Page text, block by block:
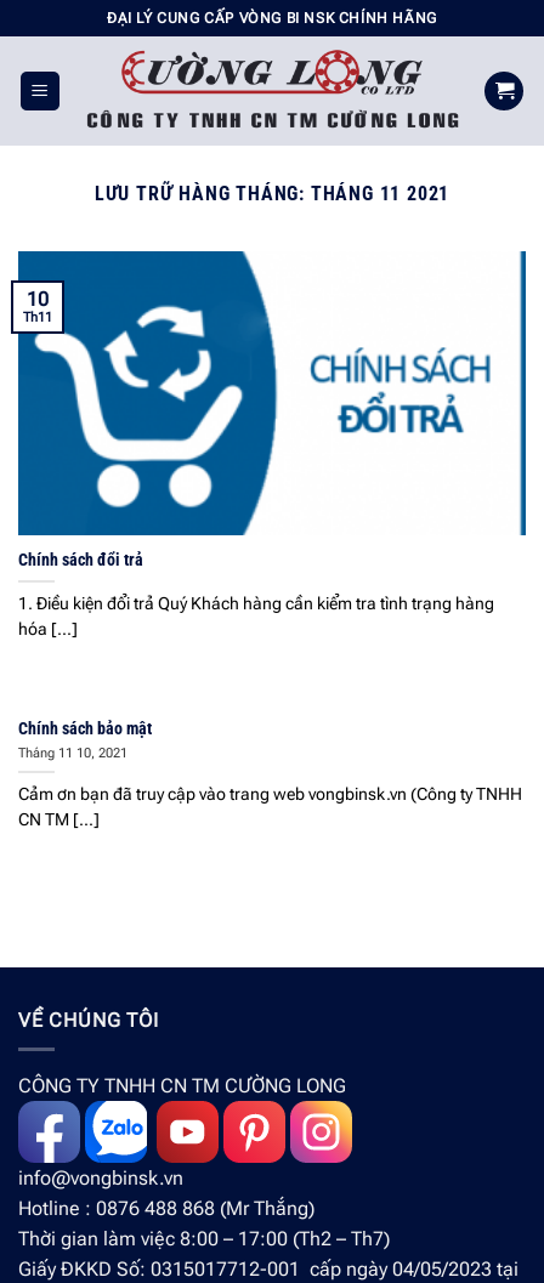
đến
nội
dung
ĐẠI LÝ CUNG CẤP VÒNG BI NSK CHÍNH HÃNG
LƯU TRỮ HÀNG THÁNG: THÁNG 11 2021
Chính sách đổi trả
1. Điều kiện đổi trả Quý Khách hàng cần kiểm tra tình trạng hàng
hóa [...]
10
Th11
Chính sách bảo mật
Tháng 11 10, 2021
Cảm ơn bạn đã truy cập vào trang web vongbinsk.vn (Công ty TNHH
CN TM [...]
VỀ CHÚNG TÔI
CÔNG TY TNHH CN TM CƯỜNG LONG
info@vongbinsk.vn
Hotline : 0876 488 868 (Mr Thắng)
Thời gian làm việc 8:00 – 17:00 (Th2 – Th7)
Giấy ĐKKD Số: 0315017712-001 cấp ngày 04/05/2023 tại